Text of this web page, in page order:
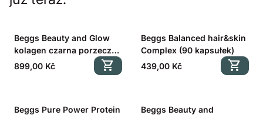
Beggs Beauty and Glow
kolagen czarna porzeczka
30x5,8g
Cena regularna
899,00 Kč shopping_cart
Beggs Balanced hair&skin
Complex (90 kapsułek)
Cena regularna
439,00 Kč shopping_cart
Beggs Pure Power Protein
Beggs Beauty and